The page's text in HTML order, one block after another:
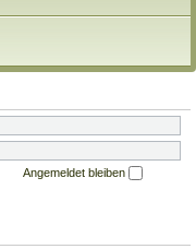
Angemeldet bleiben